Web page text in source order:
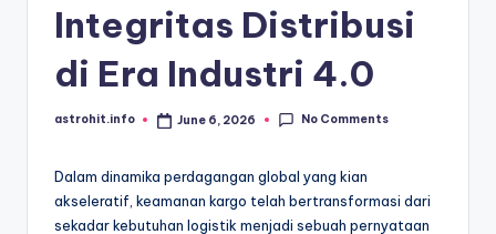
Integritas Distribusi
di Era Industri 4.0
Posted
astrohit.info June 6, 2026 No Comments
Dalam dinamika perdagangan global yang kian
akseleratif, keamanan kargo telah bertransformasi dari
sekadar kebutuhan logistik menjadi sebuah pernyataan